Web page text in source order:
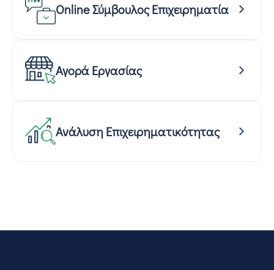
Online Σύμβουλος Επιχειρηματία
Αγορά Εργασίας
Ανάλυση Επιχειρηματικότητας